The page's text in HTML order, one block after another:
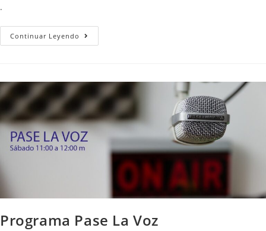
.
Continuar Leyendo
Programa Pase La Voz